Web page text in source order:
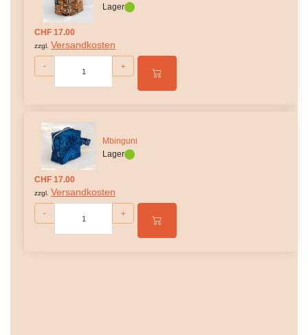
Lager
CHF 17.00
zzgl. Versandkosten
- +
Mbinguni
Lager
CHF 17.00
zzgl. Versandkosten
- +